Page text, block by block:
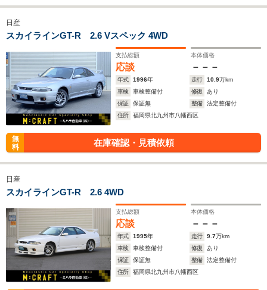
日産
スカイラインGT-R 2.6 Vスペック 4WD
支払総額
応談
本体価格
－－－
年式 1996年 走行 10.9万km
車検
車検整備付 修復
あり
保証
保証無 整備
法定整備付
住所
福岡県北九州市八幡西区
無
料
在庫確認・見積依頼
日産
スカイラインGT-R 2.6 4WD
支払総額
応談
本体価格
－－－
年式 1995年 走行 9.7万km
車検
車検整備付 修復
あり
保証
保証無 整備
法定整備付
住所
福岡県北九州市八幡西区